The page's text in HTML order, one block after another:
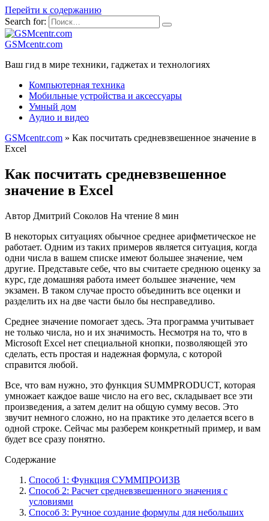
Перейти к содержанию
Search for:
GSMcentr.com
Ваш гид в мире техники, гаджетах и технологиях
Компьютерная техника
Мобильные устройства и аксессуары
Умный дом
Аудио и видео
GSMcentr.com » Как посчитать средневзвешенное значение в
Excel
Как посчитать средневзвешенное
значение в Excel
Автор Дмитрий Соколов На чтение 8 мин
В некоторых ситуациях обычное среднее арифметическое не
работает. Одним из таких примеров является ситуация, когда
одни числа в вашем списке имеют большее значение, чем
другие. Представьте себе, что вы считаете среднюю оценку за
курс, где домашняя работа имеет большее значение, чем
экзамен. В таком случае просто объединить все оценки и
разделить их на две части было бы несправедливо.
Среднее значение помогает здесь. Эта программа учитывает
не только числа, но и их значимость. Несмотря на то, что в
Microsoft Excel нет специальной кнопки, позволяющей это
сделать, есть простая и надежная формула, с которой
справится любой.
Все, что вам нужно, это функция SUMMPRODUCT, которая
умножает каждое ваше число на его вес, складывает все эти
произведения, а затем делит на общую сумму весов. Это
звучит немного сложно, но на практике это делается всего в
одной строке. Сейчас мы разберем конкретный пример, и вам
будет все сразу понятно.
Содержание
Способ 1: Функция СУММПРОИЗВ
Способ 2: Расчет средневзвешенного значения с
условиями
Способ 3: Ручное создание формулы для небольших